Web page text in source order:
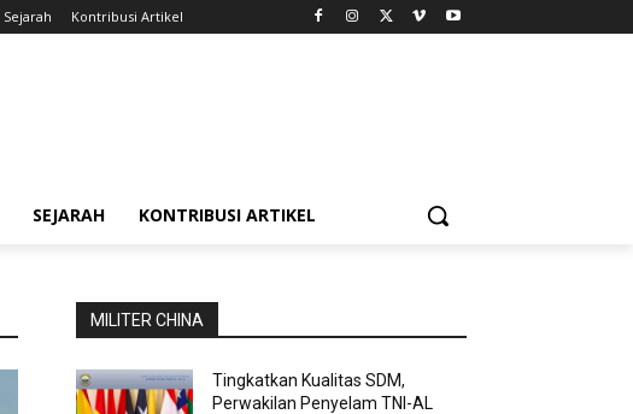
Sejarah Kontribusi Artikel
SEJARAH KONTRIBUSI ARTIKEL
MILITER CHINA
Tingkatkan Kualitas SDM,
Perwakilan Penyelam TNI-AL